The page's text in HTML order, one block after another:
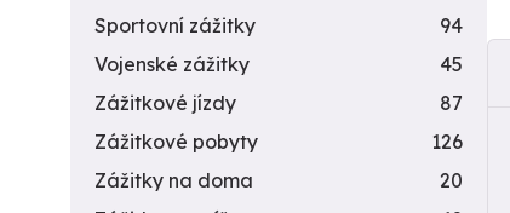
Sportovní zážitky
94
Vojenské zážitky
45
Zážitkové jízdy
87
Zážitkové pobyty
126
Zážitky na doma
20